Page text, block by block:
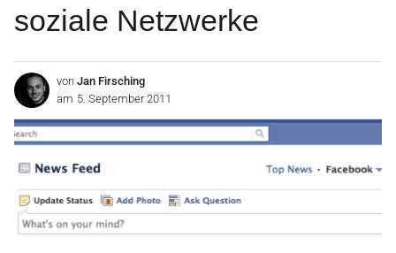
soziale Netzwerke
von Jan Firsching
am 5. September 2011